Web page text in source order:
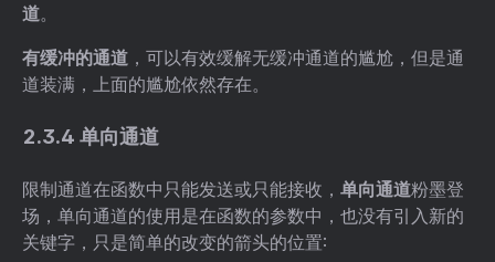
道。
有缓冲的通道 ，可以有效缓解无缓冲通道的尴尬，但是通
道装满，上面的尴尬依然存在。
2.3.4 单向通道
限制通道在函数中只能发送或只能接收， 单向通道粉墨登
场，单向通道的使用是在函数的参数中，也没有引入新的
关键字，只是简单的改变的箭头的位置: